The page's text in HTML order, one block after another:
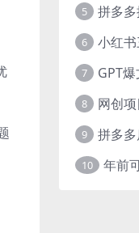
5
6
7
8
9
10